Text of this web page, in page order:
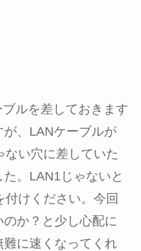
ルを差しておきます
、LANケーブルが
ない穴に差していた
。LAN1じゃないと
けください。今回
か？と少し心配に
に速くなってくれ